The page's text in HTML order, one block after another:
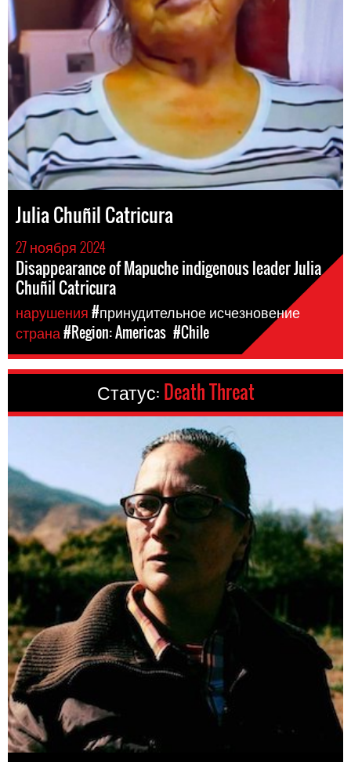
Julia Chuñil Catricura
27 ноября 2024
Disappearance of Mapuche indigenous leader Julia
Chuñil Catricura
нарушения#принудительное исчезновение
страна#Region: Americas #Chile
Статус: Death Threat